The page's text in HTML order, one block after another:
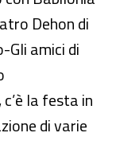
Dehon di
Gli amici di
la festa in
di varie